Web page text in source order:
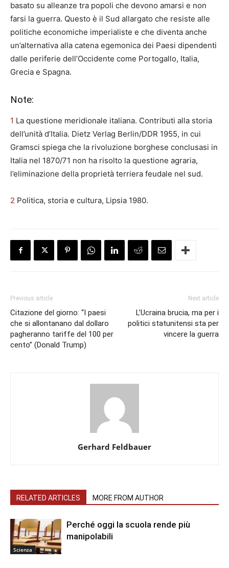
basato su alleanze tra popoli che devono amarsi e non
farsi la guerra. Questo è il Sud allargato che resiste alle
politiche economiche imperialiste e che diventa anche
un’alternativa alla catena egemonica dei Paesi dipendenti
dalle periferie dell’Occidente come Portogallo, Italia,
Grecia e Spagna.
Note:
1 La questione meridionale italiana. Contributi alla storia
dell’unità d’Italia. Dietz Verlag Berlin/DDR 1955, in cui
Gramsci spiega che la rivoluzione borghese conclusasi in
Italia nel 1870/71 non ha risolto la questione agraria,
l’eliminazione della proprietà terriera feudale nel sud.
2 Politica, storia e cultura, Lipsia 1980.
Previous article
Citazione del giorno: “I paesi
che si allontanano dal dollaro
pagheranno tariffe del 100 per
cento” (Donald Trump)
Next article
L’Ucraina brucia, ma per i
politici statunitensi sta per
vincere la guerra
Gerhard Feldbauer
RELATED ARTICLES MORE FROM AUTHOR
Scienza
Perché oggi la scuola rende più
manipolabili